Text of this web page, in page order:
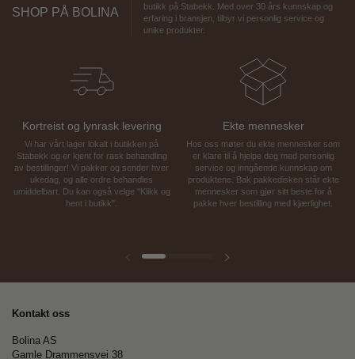
SHOP PÅ BOLINA
butikk på Stabekk. Med over 30 års kunnskap og
erfaring i bransjen, tilbyr vi personlig service og
unike produkter.
Kortreist og lynrask levering
Vi har vårt lager lokalt i butikken på
Stabekk og er kjent for rask behandling
av bestillinger! Vi pakker og sender hver
ukedag, og alle ordre behandles
umiddelbart. Du kan også velge "Klikk og
hent i butikk".
Ekte mennesker
Hos oss møter du ekte mennesker som
er klare til å hjelpe deg med personlig
service og inngående kunnskap om
produktene. Bak pakkedisken står ekte
mennesker som gjør sitt beste for å
pakke hver bestilling med kjærlighet.
Forrige lysbilde
Kontakt oss
Bolina AS
Gamle Drammensvei 38